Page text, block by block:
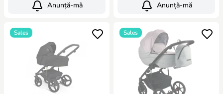
Anunță-mă Anunță-mă
Sales Sales